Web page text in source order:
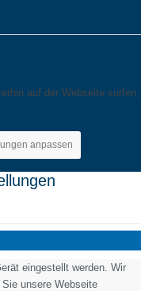
auf der Webseite surfen,
anpassen
eingestellt werden. Wir
unsere Webseite